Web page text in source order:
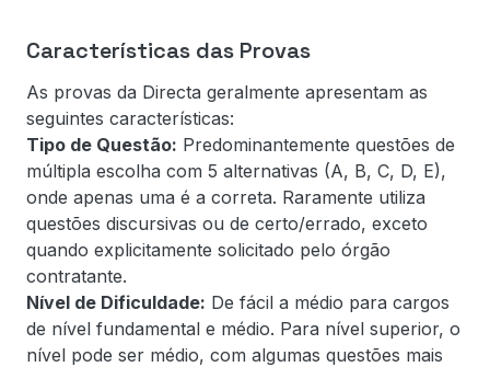
Características das Provas
As provas da Directa geralmente apresentam as
seguintes características:
Tipo de Questão: Predominantemente questões de
múltipla escolha com 5 alternativas (A, B, C, D, E),
onde apenas uma é a correta. Raramente utiliza
questões discursivas ou de certo/errado, exceto
quando explicitamente solicitado pelo órgão
contratante.
Nível de Dificuldade: De fácil a médio para cargos
de nível fundamental e médio. Para nível superior, o
nível pode ser médio, com algumas questões mais